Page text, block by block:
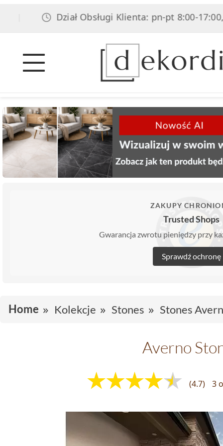
Dział Obsługi Klienta: pn-pt 8:00-17:00, sob
ZAKUPY
Trusted Shops
Gwarancja zwrotu pieniędzy przy
Sprawdź ochronę
Home Kolekcje Stones Stones
Averno
(4.7) 3